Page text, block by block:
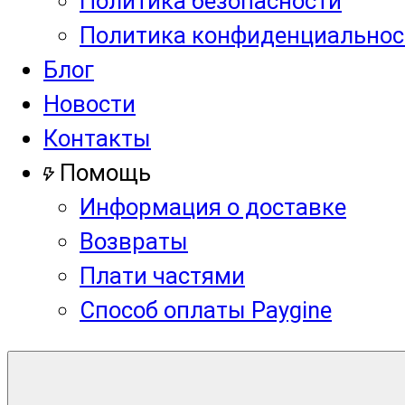
Политика
Блог
Новости
Контакты
Помощь
Информация о доставке
Возвраты
Плати частями
Способ оплаты Paygine